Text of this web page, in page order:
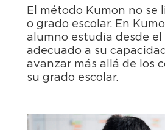
El método Kumon no se
o grado escolar. En
alumno estudia desde el
adecuado a su
avanzar más allá de los
su grado escolar.